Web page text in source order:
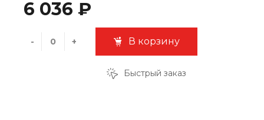
6 036 ₽
- + В корзину
Быстрый заказ